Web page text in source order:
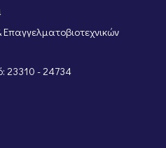
23310 - 24734